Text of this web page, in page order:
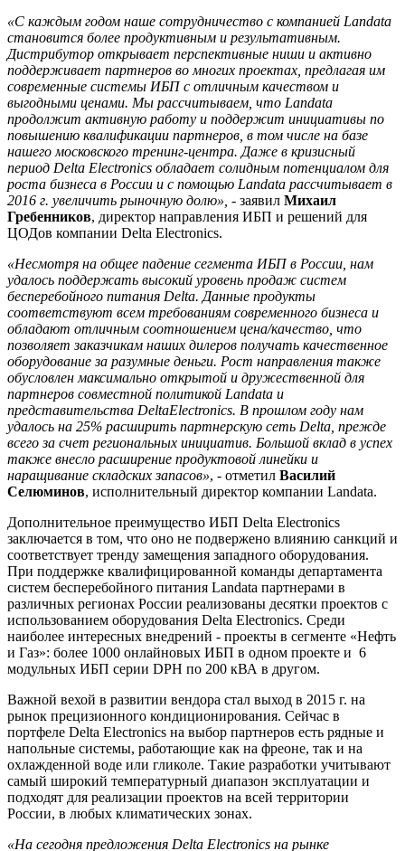
«С каждым годом наше сотрудничество с компанией Landata
становится более продуктивным и результативным.
Дистрибутор открывает перспективные ниши и активно
поддерживает партнеров во многих проектах, предлагая им
современные системы ИБП с отличным качеством и
выгодными ценами. Мы рассчитываем, что Landata
продолжит активную работу и поддержит инициативы по
повышению квалификации партнеров, в том числе на базе
нашего московского тренинг-центра. Даже в кризисный
период Delta Electronics обладает солидным потенциалом для
роста бизнеса в России и с помощью Landata рассчитывает в
2016 г. увеличить рыночную долю», - заявил Михаил
Гребенников, директор направления ИБП и решений для
ЦОДов компании Delta Electronics.
«Несмотря на общее падение сегмента ИБП в России, нам
удалось поддержать высокий уровень продаж систем
бесперебойного питания Delta. Данные продукты
соответствуют всем требованиям современного бизнеса и
обладают отличным соотношением цена/качество, что
позволяет заказчикам наших дилеров получать качественное
оборудование за разумные деньги. Рост направления также
обусловлен максимально открытой и дружественной для
партнеров совместной политикой Landata и
представительства DeltaElectronics. В прошлом году нам
удалось на 25% расширить партнерскую сеть Delta, прежде
всего за счет региональных инициатив. Большой вклад в успех
также внесло расширение продуктовой линейки и
наращивание складских запасов», - отметил Василий
Селюминов, исполнительный директор компании Landata.
Дополнительное преимущество ИБП Delta Electronics
заключается в том, что оно не подвержено влиянию санкций и
соответствует тренду замещения западного оборудования.
При поддержке квалифицированной команды департамента
систем бесперебойного питания Landata партнерами в
различных регионах России реализованы десятки проектов с
использованием оборудования Delta Electronics. Среди
наиболее интересных внедрений - проекты в сегменте «Нефть
и Газ»: более 1000 онлайновых ИБП в одном проекте и 6
модульных ИБП серии DPH по 200 кВА в другом.
Важной вехой в развитии вендора стал выход в 2015 г. на
рынок прецизионного кондиционирования. Сейчас в
портфеле Delta Electronics на выбор партнеров есть рядные и
напольные системы, работающие как на фреоне, так и на
охлажденной воде или гликоле. Такие разработки учитывают
самый широкий температурный диапазон эксплуатации и
подходят для реализации проектов на всей территории
России, в любых климатических зонах.
«На сегодня предложения Delta Electronics на рынке